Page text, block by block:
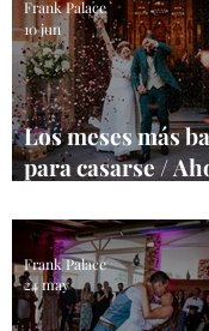
Los meses más
para casarse /
Frank Palace
10 jun
Frank Palace
24 may